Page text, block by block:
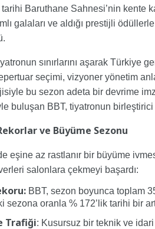
tarihi Baruthane Sahnesi’nin kente
galaları ve aldığı prestijli
sınırlarını aşarak Türkiye
seçimi, vizyoner yönetim
bu sezon adeta bir devrime
buluşan BBT, tiyatronun birleştirici
ve Büyüme Sezonu
eşine az rastlanır bir büyüme
salonlara çekmeyi başardı:
BBT, sezon boyunca toplam
sezona oranla % 172’lik tarihi bir
Trafiği: Kusursuz bir teknik ve